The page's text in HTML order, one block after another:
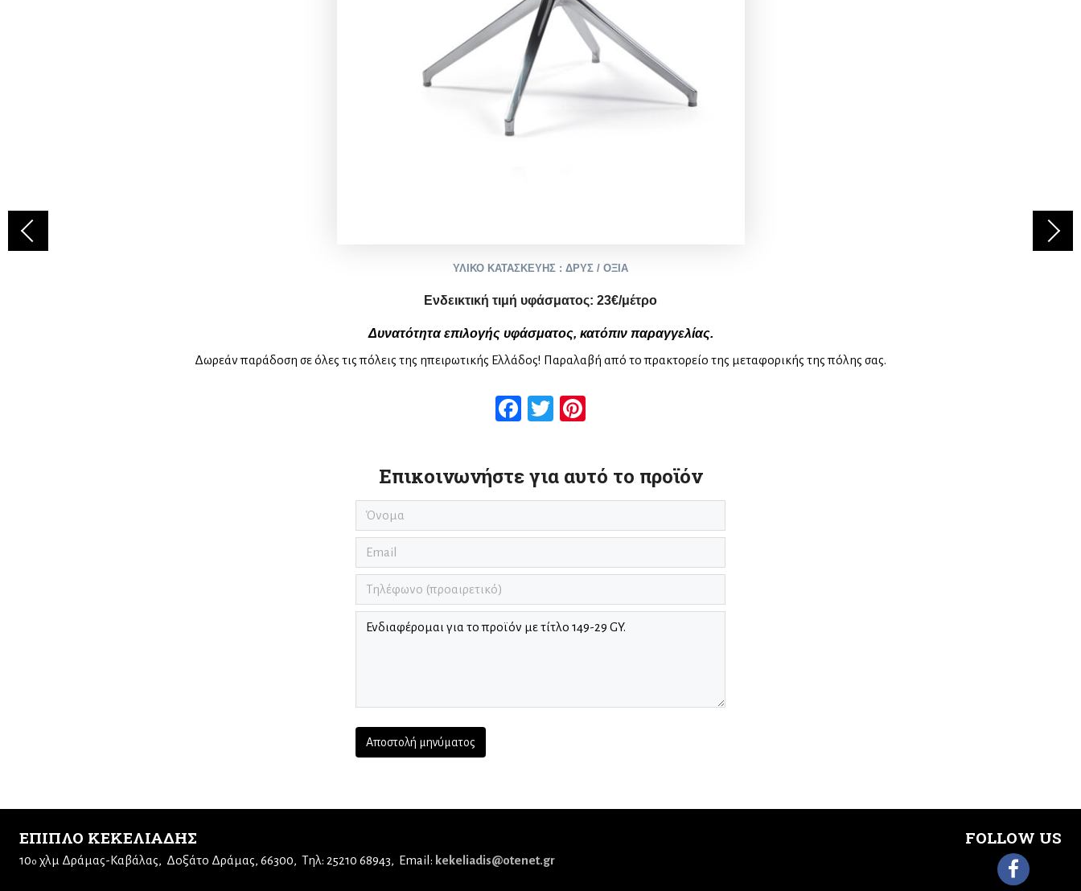
ΥΛΙΚΟ ΚΑΤΑΣΚΕΥΗΣ : ΔΡΥΣ / ΟΞΙΑ
Ενδεικτική τιμή υφάσματος: 23€/μέτρο
Δυνατότητα επιλογής υφάσματος, κατόπιν παραγγελίας.
Δωρεάν παράδοση σε όλες τις πόλεις της ηπειρωτικής Ελλάδος! Παραλαβή από το πρακτορείο της μεταφορικής της πόλης σας.
Facebook
Twitter
Επικοινωνήστε για αυτό το προϊόν
ΕΠΙΠΛΟ ΚΕΚΕΛΙΑΔΗΣ
10ο χλμ Δράμας-Καβάλας Δοξάτο Δράμας, 66300 Τηλ: 25210 68943 Email: kekeliadis@otenet.gr
FOLLOW US